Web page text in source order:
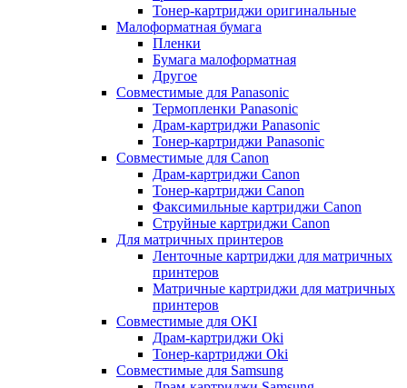
Тонер-картриджи оригинальные
Малоформатная бумага
Пленки
Бумага малоформатная
Другое
Совместимые для Panasonic
Термопленки Panasonic
Драм-картриджи Panasonic
Тонер-картриджи Panasonic
Совместимые для Canon
Драм-картриджи Canon
Тонер-картриджи Canon
Факсимильные картриджи Canon
Струйные картриджи Canon
Для матричных принтеров
Ленточные картриджи для матричных
принтеров
Матричные картриджи для матричных
принтеров
Совместимые для OKI
Драм-картриджи Oki
Тонер-картриджи Oki
Совместимые для Samsung